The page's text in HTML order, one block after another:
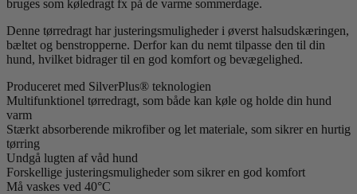
bruges som køledragt fx på de varme sommerdage.
Denne tørredragt har justeringsmuligheder i øverst halsudskæringen,
bæltet og benstropperne. Derfor kan du nemt tilpasse den til din
hund, hvilket bidrager til en god komfort og bevægelighed.
Produceret med SilverPlus® teknologien
Multifunktionel tørredragt, som både kan køle og holde din hund
varm
Stærkt absorberende mikrofiber og let materiale, som sikrer en hurtig
tørring
Undgå lugten af våd hund
Forskellige justeringsmuligheder som sikrer en god komfort
Må vaskes ved 40°C